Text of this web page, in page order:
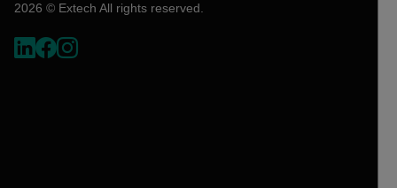
2026 © Extech All rights reserved.